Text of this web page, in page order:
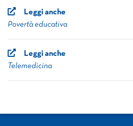
Leggi anche
Povertà educativa
Leggi anche
Telemedicina